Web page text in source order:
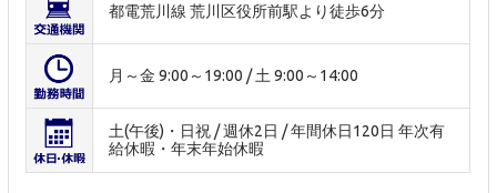
都電荒川線 荒川区役所前駅より徒歩6分
月～金 9:00～19:00 / 土 9:00～14:00
土(午後)・日祝 / 週休2日 / 年間休日120日 年次有
給休暇・年末年始休暇